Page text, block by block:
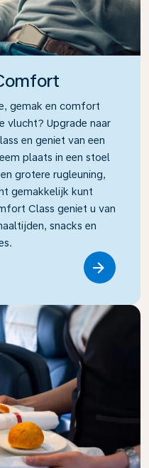
gemak en comfort
vlucht? Upgrade naar
en geniet van een
plaats in een stoel
grotere rugleuning,
gemakkelijk kunt
Class geniet u van
snacks en